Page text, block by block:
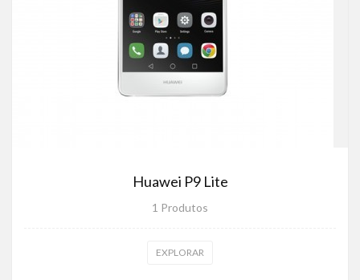
Huawei P9 Lite
1 Produtos
EXPLORAR